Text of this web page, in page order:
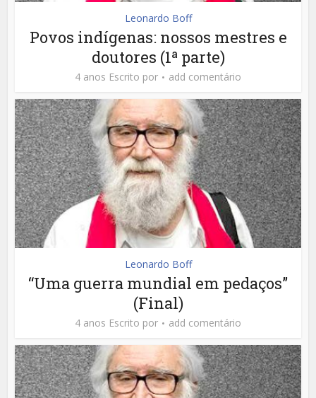
Leonardo Boff
Povos indígenas: nossos mestres e
doutores (1ª parte)
4 anos Escrito por add comentário
Leonardo Boff
“Uma guerra mundial em pedaços”
(Final)
4 anos Escrito por add comentário